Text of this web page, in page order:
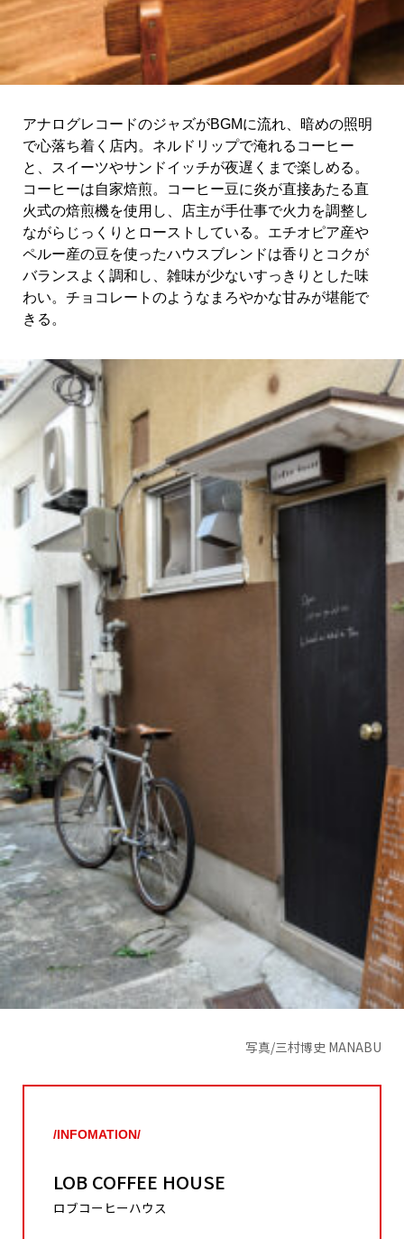
アナログレコードのジャズがBGMに流れ、暗めの照明
で心落ち着く店内。ネルドリップで淹れるコーヒー
と、スイーツやサンドイッチが夜遅くまで楽しめる。
コーヒーは自家焙煎。コーヒー豆に炎が直接あたる直
火式の焙煎機を使用し、店主が手仕事で火力を調整し
ながらじっくりとローストしている。エチオピア産や
ペルー産の豆を使ったハウスブレンドは香りとコクが
バランスよく調和し、雑味が少ないすっきりとした味
わい。チョコレートのようなまろやかな甘みが堪能で
きる。
写真/三村博史 MANABU
/INFOMATION/
LOB COFFEE HOUSE
ロブコーヒーハウス